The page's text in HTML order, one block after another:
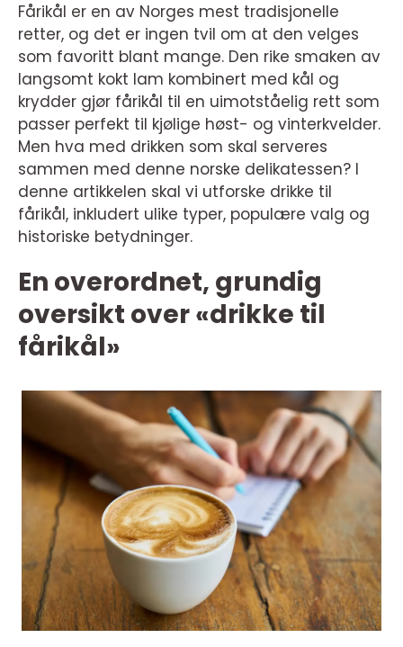
Fårikål er en av Norges mest tradisjonelle
retter, og det er ingen tvil om at den velges
som favoritt blant mange. Den rike smaken av
langsomt kokt lam kombinert med kål og
krydder gjør fårikål til en uimotståelig rett som
passer perfekt til kjølige høst- og vinterkvelder.
Men hva med drikken som skal serveres
sammen med denne norske delikatessen? I
denne artikkelen skal vi utforske drikke til
fårikål, inkludert ulike typer, populære valg og
historiske betydninger.
En overordnet, grundig
oversikt over «drikke til
fårikål»